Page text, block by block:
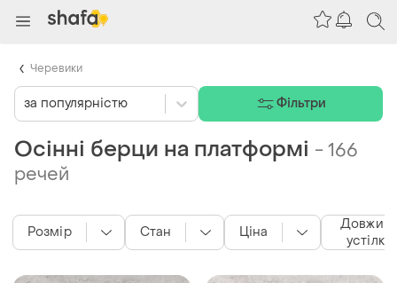
Осінні берци на платформі -166
речей
Розмір Стан Ціна
устілки
за популярністю Фільтри
Черевики